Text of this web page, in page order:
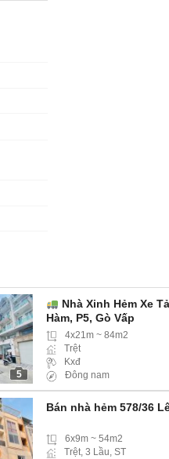
5
Nhà Xinh Hẻm Xe
Hàm, P5, Gò Vấp
4x21m ~ 84m2
Trệt
Kxđ
Đông nam
Bán nhà hẻm 578/36
6x9m ~ 54m2
Trệt, 3 Lầu, ST